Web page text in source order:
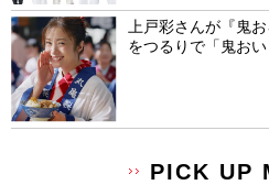
上戸彩さんが『鬼
をつるりで「鬼おい
PICK UP